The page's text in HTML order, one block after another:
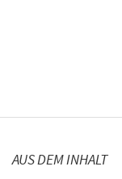
AUS DEM INHALT